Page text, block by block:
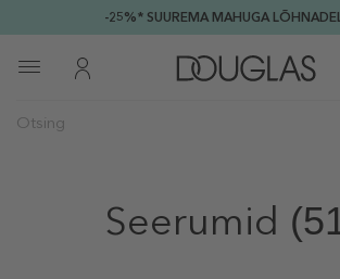
-25%* SUUREMA MAHUGA
Seerumid